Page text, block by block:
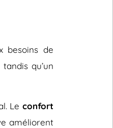
besoins de
qu’un
Le confort
améliorent